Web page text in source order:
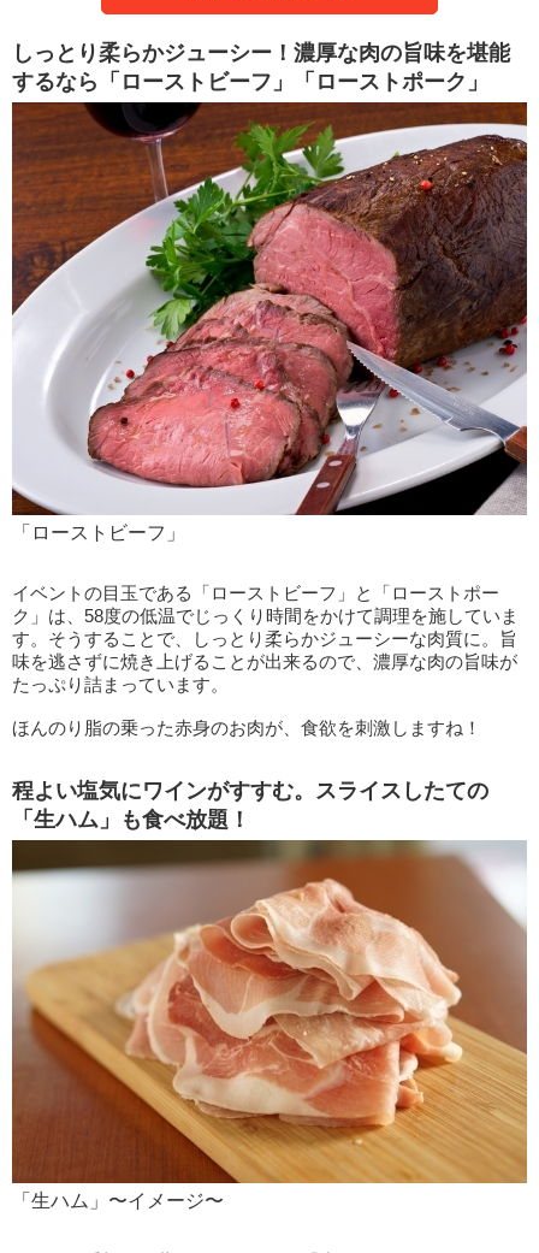
しっとり柔らかジューシー！濃厚な肉の旨味を堪能
するなら「ローストビーフ」「ローストポーク」
「ローストビーフ」
イベントの目玉である「ローストビーフ」と「ローストポー
ク」は、58度の低温でじっくり時間をかけて調理を施していま
す。そうすることで、しっとり柔らかジューシーな肉質に。旨
味を逃さずに焼き上げることが出来るので、濃厚な肉の旨味が
たっぷり詰まっています。
ほんのり脂の乗った赤身のお肉が、食欲を刺激しますね！
程よい塩気にワインがすすむ。スライスしたての
「生ハム」も食べ放題！
「生ハム」〜イメージ〜